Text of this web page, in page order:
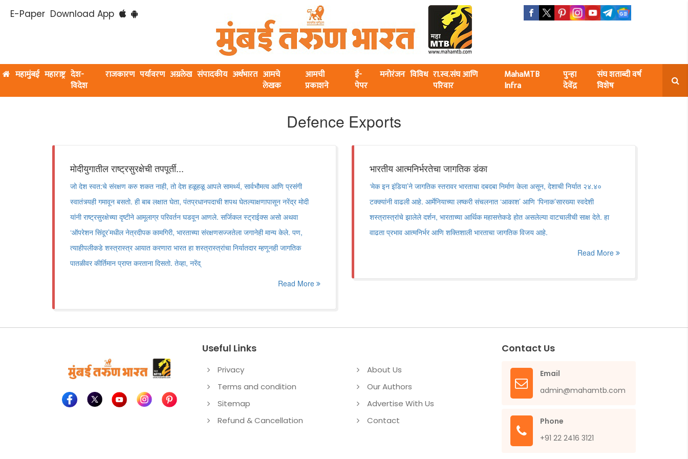
E-Paper Download App
महामुंबई महाराष्ट्र देश-
विदेश
राजकारण पर्यावरण अग्रलेख संपादकीय अर्थभारत आमचे
लेखक
आमची
प्रकाशने
ई-
पेपर
मनोरंजन विविध रा.स्व.संघ आणि
परिवार
MahaMTB
Infra
पुन्हा
देवेंद्र
संघ शताब्दी वर्ष
विशेष
Defence Exports
मोदीयुगातील राष्ट्रसुरक्षेची तपपूर्ती...
जो देश स्वत:चे संरक्षण करु शकत नाही, तो देश हळूहळू आपले सामर्थ्य, सार्वभौमत्व आणि प्रसंगी
स्वातंत्र्यही गमावून बसतो. ही बाब लक्षात घेता, पंतप्रधानपदाची शपथ घेतल्याक्षणापासून नरेंद्र मोदी
यांनी राष्ट्रसुरक्षेच्या दृष्टीने आमूलाग्र परिवर्तन घडवून आणले. सर्जिकल स्ट्राईक्स असो अथवा
‘ऑपरेशन सिंदूर’मधील नेत्रदीपक कामगिरी, भारताच्या संरक्षणसज्जतेला जगानेही मान्य केले. पण,
त्याहीपलीकडे शस्त्रास्त्र आयात करणारा भारत हा शस्त्रास्त्रांचा निर्यातदार म्हणूनही जागतिक
पातळीवर कीर्तिमान प्राप्त करताना दिसतो. तेव्हा, नरेंद्
Read More
भारतीय आत्मनिर्भरतेचा जागतिक डंका
‘मेक इन इंडिया’ने जागतिक स्तरावर भारताचा दबदबा निर्माण केला असून, देशाची निर्यात २४.४०
टक्क्यांनी वाढली आहे. आर्मेनियाच्या लष्करी संचलनात ‘आकाश’ आणि ‘पिनाक’सारख्या स्वदेशी
शस्त्रास्त्रांचे झालेले दर्शन, भारताच्या आर्थिक महासत्तेकडे होत असलेल्या वाटचालीची साक्ष देते. हा
वाढता प्रभाव आत्मनिर्भर आणि शक्तिशाली भारताचा जागतिक विजय आहे.
Read More
Useful Links
Privacy
Terms and condition
Sitemap
Refund & Cancellation
About Us
Our Authors
Advertise With Us
Contact
Contact Us
Email
admin@mahamtb.com
Phone
+91 22 2416 3121